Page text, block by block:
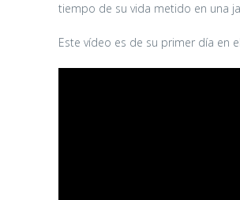
tiempo de su vida metido en una
Este vídeo es de su primer día en